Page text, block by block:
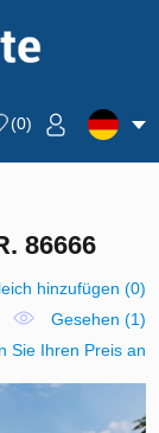
(0)
86666
hinzufügen (0)
Gesehen (1)
Sie Ihren Preis an